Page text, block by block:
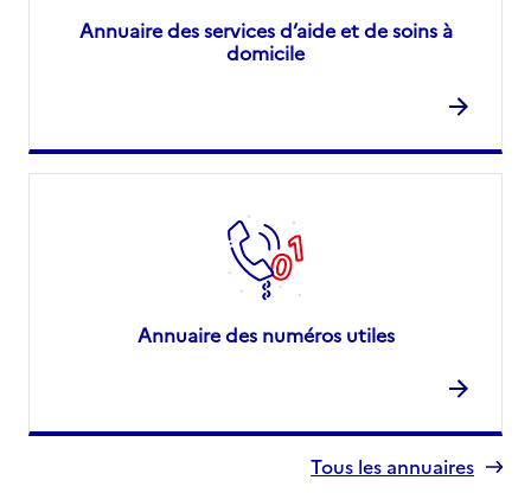
Annuaire des services d’aide et de soins à
domicile
Annuaire des numéros utiles
Tous les annuaires